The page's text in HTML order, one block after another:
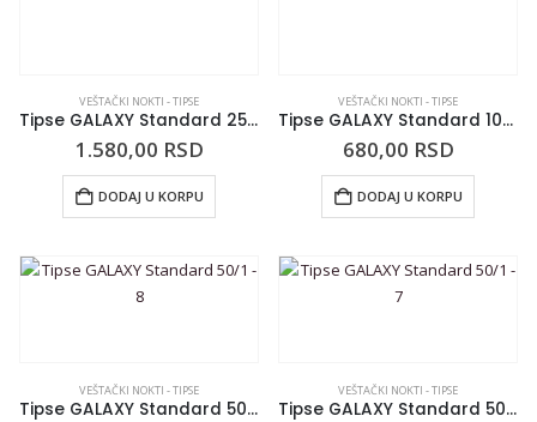
VEŠTAČKI NOKTI - TIPSE
Tipse GALAXY Standard 250/1
1.580,00 RSD
DODAJ U KORPU
VEŠTAČKI NOKTI - TIPSE
Tipse GALAXY Standard 100/1
680,00 RSD
DODAJ U KORPU
VEŠTAČKI NOKTI - TIPSE
Tipse GALAXY Standard 50/1 – 8
VEŠTAČKI NOKTI - TIPSE
Tipse GALAXY Standard 50/1 – 7